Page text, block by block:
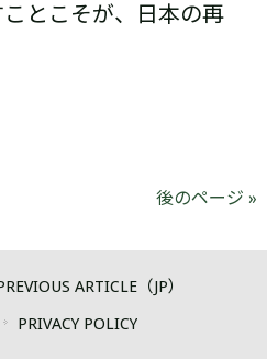
とこそが、日本の再
後のページ »
ARTICLE（JP）
PRIVACY POLICY